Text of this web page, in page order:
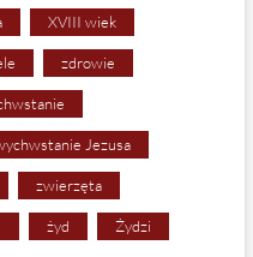
XVIII wiek
zdrowie
Jezusa
zwierzęta
żyd Żydzi